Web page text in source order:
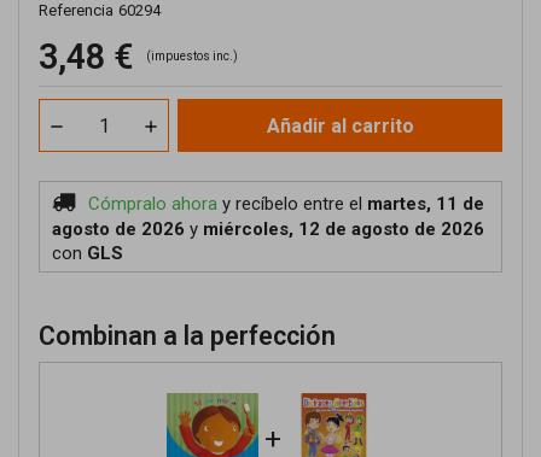
Referencia 60294
3,48 € (impuestos inc.)
Añadir al carrito
Cómpralo ahora y recíbelo entre el martes, 11 de
agosto de 2026 y miércoles, 12 de agosto de 2026
con GLS
Combinan a la perfección
+